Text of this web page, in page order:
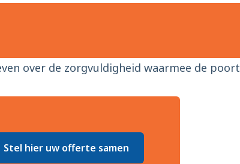
over de zorgvuldigheid waarmee de poort
Stel hier uw offerte samen